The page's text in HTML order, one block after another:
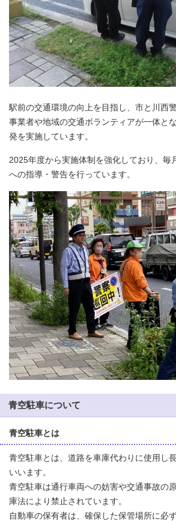
駅前の交通環境の向上を目指し、市と川西
事業者や地域の交通ボランティアが一体と
発を実施しています。
2025年度から実施体制を強化しており、毎
への指導・警告を行っています。
青空駐車について
青空駐車とは
青空駐車とは、道路を車庫代わりに使用し
いいます。
青空駐車は通行車両への妨害や交通事故の
庫法により禁止されています。
自動車の保有者は、確保した保管場所に必